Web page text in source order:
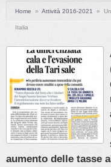
Home » Attività 2016-2021 »
Italia
aumento delle tasse